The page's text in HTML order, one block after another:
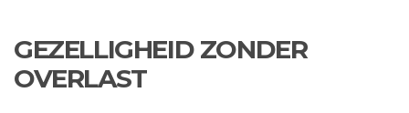
GEZELLIGHEID ZONDER
OVERLAST